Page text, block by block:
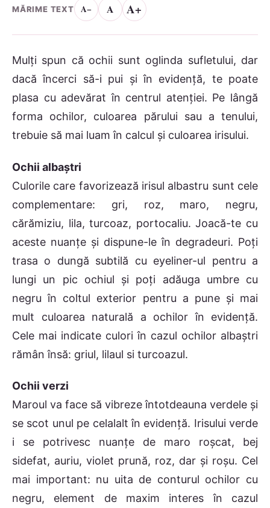
MĂRIME TEXT A− A A+
Mulţi spun că ochii sunt oglinda sufletului, dar
dacă încerci să-i pui şi în evidenţă, te poate
plasa cu adevărat în centrul atenţiei. Pe lângă
forma ochilor, culoarea părului sau a tenului,
trebuie să mai luam în calcul şi culoarea irisului.
Ochii albaştri
Culorile care favorizează irisul albastru sunt cele
complementare: gri, roz, maro, negru,
cărămiziu, lila, turcoaz, portocaliu. Joacă-te cu
aceste nuanţe şi dispune-le în degradeuri. Poţi
trasa o dungă subtilă cu eyeliner-ul pentru a
lungi un pic ochiul şi poţi adăuga umbre cu
negru în coltul exterior pentru a pune şi mai
mult culoarea naturală a ochilor în evidenţă.
Cele mai indicate culori în cazul ochilor albaştri
rămân însă: griul, lilaul si turcoazul.
Ochii verzi
Maroul va face să vibreze întotdeauna verdele şi
se scot unul pe celalalt în evidenţă. Irisului verde
i se potrivesc nuanţe de maro roşcat, bej
sidefat, auriu, violet prună, roz, dar şi roşu. Cel
mai important: nu uita de conturul ochilor cu
negru, element de maxim interes în cazul